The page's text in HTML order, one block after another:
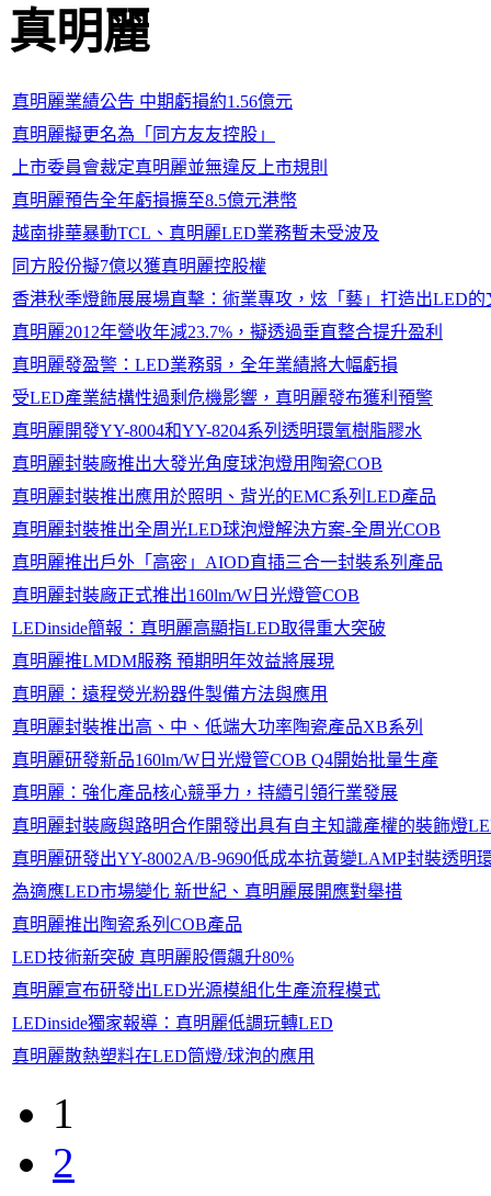
真明麗
真明麗業績公告 中期虧損約1.56億元
真明麗擬更名為「同方友友控股」
上市委員會裁定真明麗並無違反上市規則
真明麗預告全年虧損擴至8.5億元港幣
越南排華暴動TCL、真明麗LED業務暫未受波及
同方股份擬7億以獲真明麗控股權
香港秋季燈飾展展場直擊：術業專攻，炫「藝」打造出LED的
真明麗2012年營收年減23.7%，擬透過垂直整合提升盈利
真明麗發盈警：LED業務弱，全年業績將大幅虧損
受LED產業結構性過剩危機影響，真明麗發布獲利預警
真明麗開發YY-8004和YY-8204系列透明環氧樹脂膠水
真明麗封裝廠推出大發光角度球泡燈用陶瓷COB
真明麗封裝推出應用於照明、背光的EMC系列LED產品
真明麗封裝推出全周光LED球泡燈解決方案-全周光COB
真明麗推出戶外「高密」AIOD直插三合一封裝系列產品
真明麗封裝廠正式推出160lm/W日光燈管COB
LEDinside簡報：真明麗高顯指LED取得重大突破
真明麗推LMDM服務 預期明年效益將展現
真明麗：遠程熒光粉器件製備方法與應用
真明麗封裝推出高、中、低端大功率陶瓷產品XB系列
真明麗研發新品160lm/W日光燈管COB Q4開始批量生產
真明麗：強化產品核心競爭力，持續引領行業發展
真明麗封裝廠與路明合作開發出具有自主知識產權的裝飾燈
真明麗研發出YY-8002A/B-9690低成本抗黃變LAMP封裝透明
為適應LED市場變化 新世紀、真明麗展開應對舉措
真明麗推出陶瓷系列COB產品
LED技術新突破 真明麗股價飆升80%
真明麗宣布研發出LED光源模組化生產流程模式
LEDinside獨家報導：真明麗低調玩轉LED
真明麗散熱塑料在LED筒燈/球泡的應用
1
2